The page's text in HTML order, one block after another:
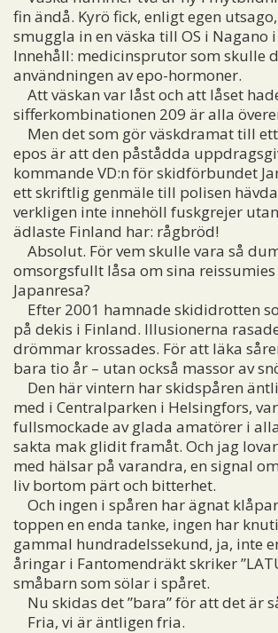
fin ändå. Kyrö fick, enligt egen
smuggla in en väska till OS i Nagano
Innehåll: medicinsprutor som skulle
användningen av epo-hormoner.
Att väskan var låst och att låset
sifferkombinationen 209 är alla
Men det som gör väskdramat till
epos är att den påstådda
kommande VD:n för skidförbundet
ett skriftlig genmäle till polisen
verkligen inte innehöll fuskgrejer
ädlaste Finland har: rågbröd!
Absolut. För vem skulle vara så
omsorgsfullt låsa om sina reissumies
Japanresa?
Efter 2001 hamnade skididrotten
på dekis i Finland. Illusionerna
drömmar krossades. För att läka
bara tio år – utan också massor av
Den här vintern har skidspåren
med i Centralparken i Helsingfors,
fullsmockade av glada amatörer i
sakta mak glidit framåt. Och jag
med hälsar på varandra, en signal
liv bortom pärt och bitterhet.
Och ingen i spåren har ägnat
toppen en enda tanke, ingen har
gammal hundradelssekund, ja, inte
åringar i Fantomendräkt skriker
småbarn som sölar i spåret.
Nu skidas det ”bara” för att det är
Fria, vi är äntligen fria.